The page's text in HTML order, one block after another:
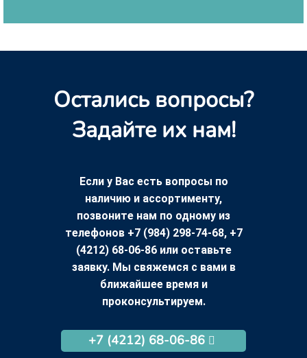
Остались вопросы?
Задайте их нам!
Если у Вас есть вопросы по
наличию и ассортименту,
позвоните нам по одному из
телефонов +7 (984) 298-74-68, +7
(4212) 68-06-86 или оставьте
заявку. Мы свяжемся с вами в
ближайшее время и
проконсультируем.
+7 (4212) 68-06-86